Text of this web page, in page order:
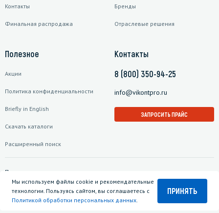
Контакты
Финальная распродажа
Бренды
Отраслевые решения
Полезное
Акции
Политика конфиденциальности
Briefly in English
Скачать каталоги
Расширенный поиск
Контакты
8 (800) 350-94-25
info@vikontpro.ru
ЗАПРОСИТЬ ПРАЙС
Подписаться на рассылку
Мы используем файлы cookie и рекомендательные
технологии. Пользуясь сайтом, вы соглашаетесь с
Политикой обработки персональных данных.
ПРИНЯТЬ